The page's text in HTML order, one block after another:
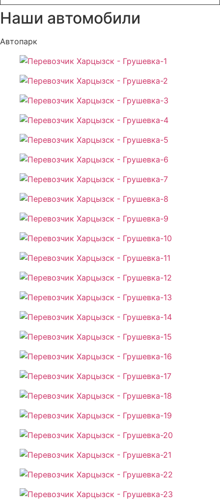
Наши автомобили
Автопарк